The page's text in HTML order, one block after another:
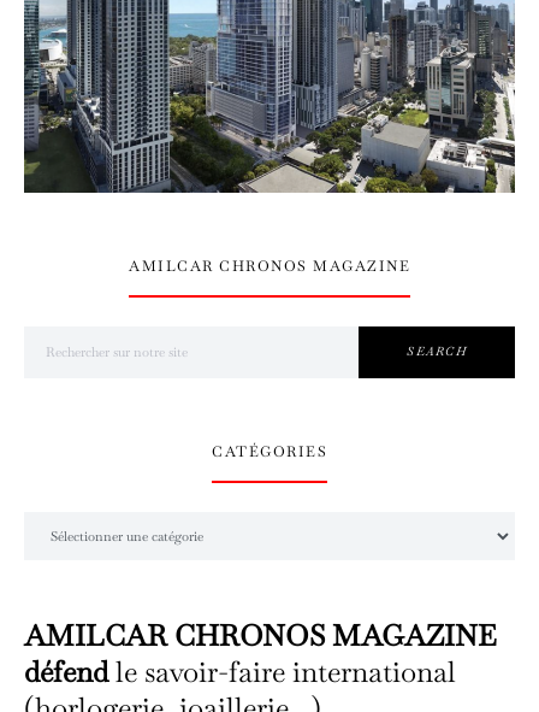
AMILCAR CHRONOS MAGAZINE
SEARCH
CATÉGORIES
AMILCAR CHRONOS MAGAZINE
défendle savoir-faire international